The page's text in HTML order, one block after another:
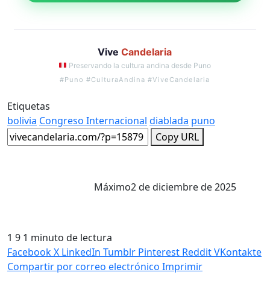
ViveCandelaria
Preservando la cultura andina desde Puno
#Puno #CulturaAndina #ViveCandelaria
Etiquetas
bolivia Congreso Internacional diablada puno
Copy URL
Máximo2 de diciembre de 2025
1 9 1 minuto de lectura
FacebookX LinkedIn Tumblr Pinterest RedditVKontakte
Compartir por correo electrónico Imprimir